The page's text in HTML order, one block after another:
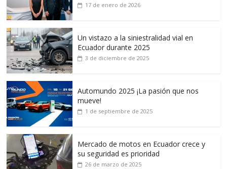
17 de enero de 2026
Un vistazo a la siniestralidad vial en
Ecuador durante 2025
3 de diciembre de 2025
Automundo 2025 ¡La pasión que nos
mueve!
1 de septiembre de 2025
Mercado de motos en Ecuador crece y
su seguridad es prioridad
26 de marzo de 2025